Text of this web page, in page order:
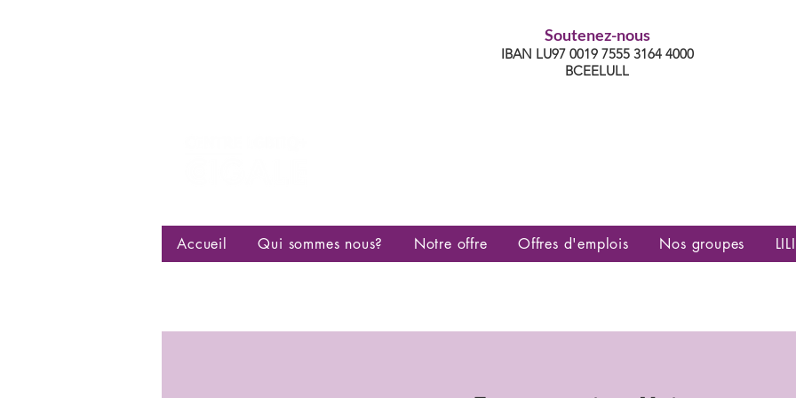
Soutenez-nous
IBAN LU97 0019 7555 3164 4000
BCEELULL
Accueil Qui sommes nous? Notre offre Offres d'emplois Nos groupes LILI